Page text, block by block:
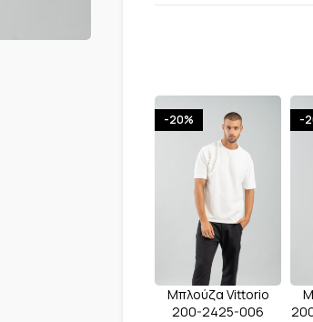
-20%
Μπλούζα Vittorio
200-2425-006
-